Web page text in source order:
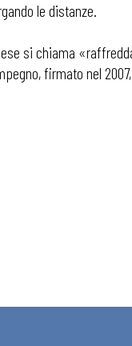
le distanze.
si chiama
firmato nel